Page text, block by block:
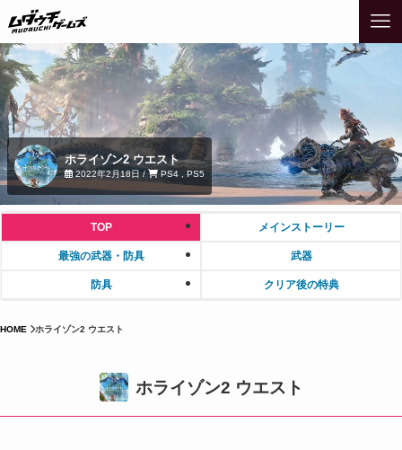
ホライゾン2 ウエスト
2022年2月18日 / PS4 , PS5
TOP メインストーリー
最強の武器・防具 武器
防具 クリア後の特典
HOME ホライゾン2 ウエスト
ホライゾン2 ウエスト